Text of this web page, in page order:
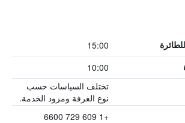
15:00
10:00
تختلف السياسات حسب
نوع الغرفة ومزود الخدمة.
+1 609 729 6600